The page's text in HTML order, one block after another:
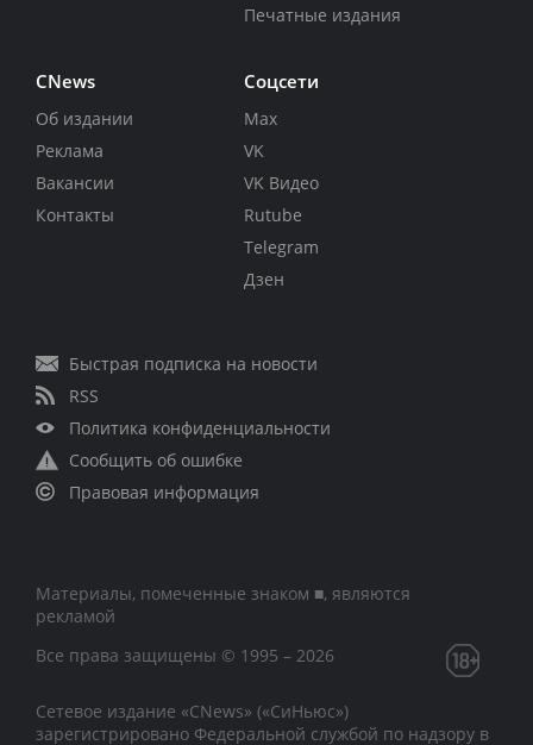
Печатные издания
CNews
Об издании
Реклама
Вакансии
Контакты
Соцсети
Max
VK
VK Видео
Rutube
Telegram
Дзен
Быстрая подписка на новости
RSS
Политика конфиденциальности
Сообщить об ошибке
Правовая информация
Материалы, помеченные знаком ■, являются
рекламой
Все права защищены © 1995 – 2026
Сетевое издание «CNews» («СиНьюс»)
зарегистрировано Федеральной службой по надзору в